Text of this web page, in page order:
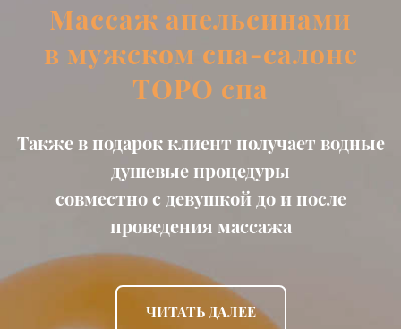
Массаж апельсинами
в мужском спа-салоне
ТОРО спа
Также в подарок клиент получает водные
душевые процедуры
совместно с девушкой до и после
проведения массажа
ЧИТАТЬ ДАЛЕE